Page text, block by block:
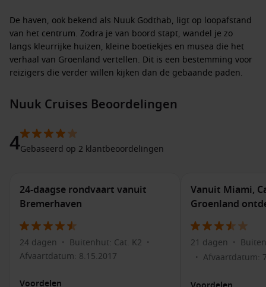
De haven, ook bekend als Nuuk Godthab, ligt op loopafstand
van het centrum. Zodra je van boord stapt, wandel je zo
langs kleurrijke huizen, kleine boetiekjes en musea die het
verhaal van Groenland vertellen. Dit is een bestemming voor
reizigers die verder willen kijken dan de gebaande paden.
Cruisemaatschappijen die naar Nuuk varen
langere Noord-Atlantische routes. Diverse gerenommeerde
rederijen nemen deze bijzondere bestemming op in hun
Holland America Line– Biedt comfortabele cruises met
veel aandacht voor cultuur en natuureducatie.
Princess Cruises
– Combineert Groenland vaak met Canada
en IJsland op langere routes.
Norwegian Cruise Line– Informele sfeer met afwisselende
Phoenix Reisen
en andere Europese rederijen – Gericht op
Nuuk Cruises Beoordelingen
4Gebaseerd op 2 klantbeoordelingen
24-daagse rondvaart vanuit
Bremerhaven
24 dagen • Buitenhut: Cat. K2 •
Afvaartdatum: 8.15.2017
Voordelen
Vanuit Miami,
Groenland
21 dagen •
• Afvaartdatum: